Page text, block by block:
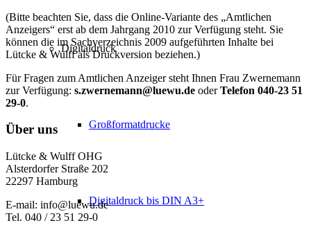
Digitaldruck
Großformatdrucke
Digitaldruck bis DIN A3+
(Bitte beachten Sie, dass die Online-Variante des „Amtlichen
Anzeigers“ erst ab dem Jahrgang 2010 zur Verfügung steht. Sie
können die im Sachverzeichnis 2009 aufgeführten Inhalte bei
Lütcke & Wulff als Druckversion beziehen.)
Für Fragen zum Amtlichen Anzeiger steht Ihnen Frau Zwernemann
zur Verfügung: s.zwernemann@luewu.de oderTelefon 040-23 51
29-0.
Über uns
Lütcke & Wulff OHG
Alsterdorfer Straße 202
22297 Hamburg
E-mail: info@luewu.de
Tel. 040 / 23 51 29-0